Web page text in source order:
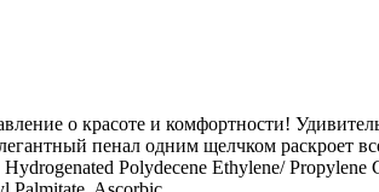
о красоте и комфортности!
пенал одним щелчком раскроет
Polydecene Ethylene/